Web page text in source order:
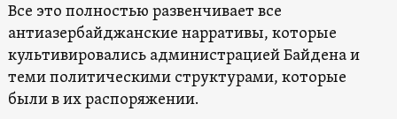
Все это полностью развенчивает все
антиазербайджанские нарративы, которые
культивировались администрацией Байдена и
теми политическими структурами, которые
были в их распоряжении.